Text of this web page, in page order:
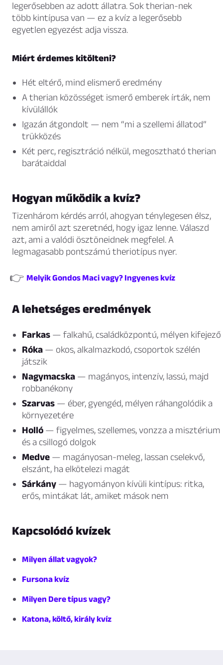
legerősebben az adott állatra. Sok therian-nek
több kintípusa van — ez a kvíz a legerősebb
egyetlen egyezést adja vissza.
Miért érdemes kitölteni?
Hét eltérő, mind elismerő eredmény
A therian közösséget ismerő emberek írták, nem
kívülállók
Igazán átgondolt — nem “mi a szellemi állatod”
trükközés
Két perc, regisztráció nélkül, megosztható therian
barátaiddal
Hogyan működik a kvíz?
Tizenhárom kérdés arról, ahogyan ténylegesen élsz,
nem amiről azt szeretnéd, hogy igaz lenne. Válaszd
azt, ami a valódi ösztöneidnek megfelel. A
legmagasabb pontszámú theriotípus nyer.
👉 Melyik Gondos Maci vagy? Ingyenes kvíz
A lehetséges eredmények
Farkas — falkahű, családközpontú, mélyen kifejező
Róka — okos, alkalmazkodó, csoportok szélén
játszik
Nagymacska — magányos, intenzív, lassú, majd
robbanékony
Szarvas — éber, gyengéd, mélyen ráhangolódik a
környezetére
Holló — figyelmes, szellemes, vonzza a misztérium
és a csillogó dolgok
Medve — magányosan-meleg, lassan cselekvő,
elszánt, ha elkötelezi magát
Sárkány — hagyományon kívüli kintípus: ritka,
erős, mintákat lát, amiket mások nem
Kapcsolódó kvízek
Milyen állat vagyok?
Fursona kvíz
Milyen Dere típus vagy?
Katona, költő, király kvíz